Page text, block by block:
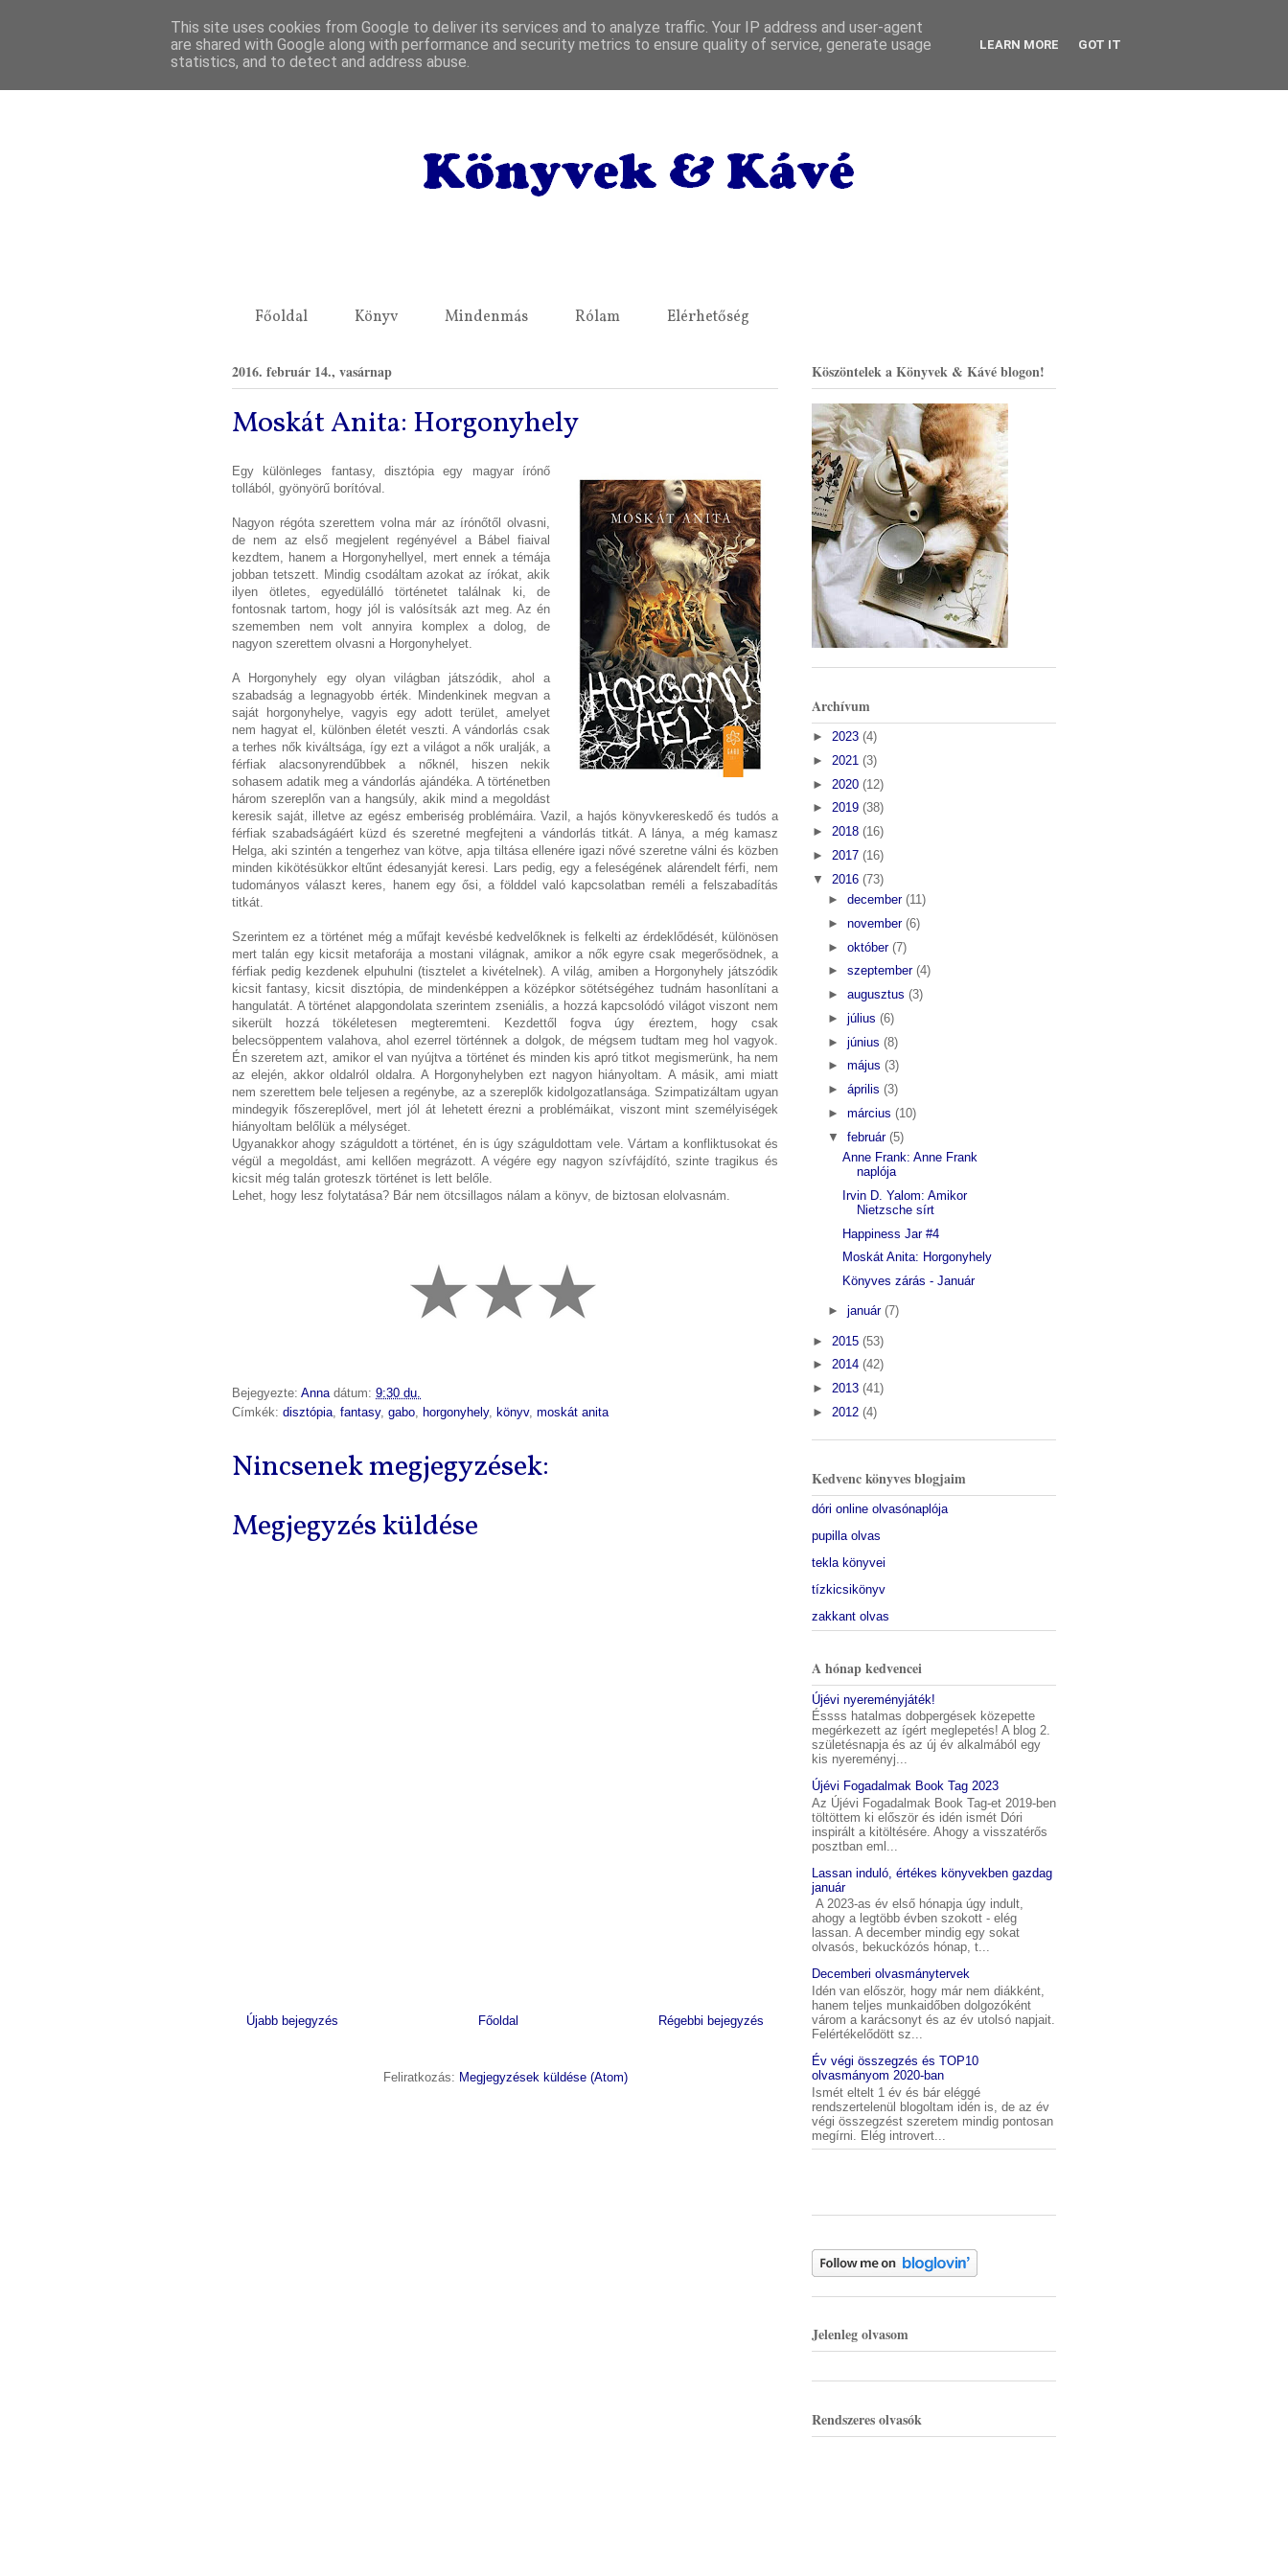
Főoldal Könyv Mindenmás Rólam Elérhetőség
2016. február 14., vasárnap
Moskát Anita: Horgonyhely
Egy különleges fantasy, disztópia egy magyar írónő
tollából, gyönyörű borítóval.
Nagyon régóta szerettem volna már az írónőtől olvasni,
de nem az első megjelent regényével a Bábel fiaival
kezdtem, hanem a Horgonyhellyel, mert ennek a témája
jobban tetszett. Mindig csodáltam azokat az írókat, akik
ilyen ötletes, egyedülálló történetet találnak ki, de
fontosnak tartom, hogy jól is valósítsák azt meg. Az én
szememben nem volt annyira komplex a dolog, de
nagyon szerettem olvasni a Horgonyhelyet.
A Horgonyhely egy olyan világban játszódik, ahol a
szabadság a legnagyobb érték. Mindenkinek megvan a
saját horgonyhelye, vagyis egy adott terület, amelyet
nem hagyat el, különben életét veszti. A vándorlás csak
a terhes nők kiváltsága, így ezt a világot a nők uralják, a
férfiak alacsonyrendűbbek a nőknél, hiszen nekik
sohasem adatik meg a vándorlás ajándéka. A történetben
három szereplőn van a hangsúly, akik mind a megoldást
keresik saját, illetve az egész emberiség problémáira. Vazil, a hajós könyvkereskedő és tudós a
férfiak szabadságáért küzd és szeretné megfejteni a vándorlás titkát. A lánya, a még kamasz
Helga, aki szintén a tengerhez van kötve, apja tiltása ellenére igazi nővé szeretne válni és közben
minden kikötésükkor eltűnt édesanyját keresi. Lars pedig, egy a feleségének alárendelt férfi, nem
tudományos választ keres, hanem egy ősi, a földdel való kapcsolatban reméli a felszabadítás
titkát.
Szerintem ez a történet még a műfajt kevésbé kedvelőknek is felkelti az érdeklődését, különösen
mert talán egy kicsit metaforája a mostani világnak, amikor a nők egyre csak megerősödnek, a
férfiak pedig kezdenek elpuhulni (tisztelet a kivételnek). A világ, amiben a Horgonyhely játszódik
kicsit fantasy, kicsit disztópia, de mindenképpen a középkor sötétségéhez tudnám hasonlítani a
hangulatát. A történet alapgondolata szerintem zseniális, a hozzá kapcsolódó világot viszont nem
sikerült hozzá tökéletesen megteremteni. Kezdettől fogva úgy éreztem, hogy csak
belecsöppentem valahova, ahol ezerrel történnek a dolgok, de mégsem tudtam meg hol vagyok.
Én szeretem azt, amikor el van nyújtva a történet és minden kis apró titkot megismerünk, ha nem
az elején, akkor oldalról oldalra. A Horgonyhelyben ezt nagyon hiányoltam. A másik, ami miatt
nem szerettem bele teljesen a regénybe, az a szereplők kidolgozatlansága. Szimpatizáltam ugyan
mindegyik főszereplővel, mert jól át lehetett érezni a problémáikat, viszont mint személyiségek
hiányoltam belőlük a mélységet.
Ugyanakkor ahogy száguldott a történet, én is úgy száguldottam vele. Vártam a konfliktusokat és
végül a megoldást, ami kellően megrázott. A végére egy nagyon szívfájdító, szinte tragikus és
kicsit még talán groteszk történet is lett belőle.
Lehet, hogy lesz folytatása? Bár nem ötcsillagos nálam a könyv, de biztosan elolvasnám.
Bejegyezte: Anna dátum: 9:30 du.
Címkék: disztópia, fantasy, gabo, horgonyhely, könyv, moskát anita
Nincsenek megjegyzések:
Megjegyzés küldése
Újabb bejegyzés Régebbi bejegyzés
Főoldal
Feliratkozás: Megjegyzések küldése (Atom)
Köszöntelek a Könyvek & Kávé blogon!
Archívum
► 2023 (4)
► 2021 (3)
► 2020 (12)
► 2019 (38)
► 2018 (16)
► 2017 (16)
▼ 2016 (73)
► december (11)
► november (6)
► október (7)
► szeptember (4)
► augusztus (3)
► július (6)
► június (8)
► május (3)
► április (3)
► március (10)
▼ február (5)
Anne Frank: Anne Frank
naplója
Irvin D. Yalom: Amikor
Nietzsche sírt
Happiness Jar #4
Moskát Anita: Horgonyhely
Könyves zárás - Január
► január (7)
► 2015 (53)
► 2014 (42)
► 2013 (41)
► 2012 (4)
Kedvenc könyves blogjaim
dóri online olvasónaplója
pupilla olvas
tekla könyvei
tízkicsikönyv
zakkant olvas
A hónap kedvencei
Újévi nyereményjáték!
Éssss hatalmas dobpergések közepette
megérkezett az ígért meglepetés! A blog 2.
születésnapja és az új év alkalmából egy
kis nyereményj...
Újévi Fogadalmak Book Tag 2023
Az Újévi Fogadalmak Book Tag-et 2019-ben
töltöttem ki először és idén ismét Dóri
inspirált a kitöltésére. Ahogy a visszatérős
posztban eml...
Lassan induló, értékes könyvekben gazdag
január
A 2023-as év első hónapja úgy indult,
ahogy a legtöbb évben szokott - elég
lassan. A december mindig egy sokat
olvasós, bekuckózós hónap, t...
Decemberi olvasmánytervek
Idén van először, hogy már nem diákként,
hanem teljes munkaidőben dolgozóként
várom a karácsonyt és az év utolsó napjait.
Felértékelődött sz...
Év végi összegzés és TOP10
olvasmányom 2020-ban
Ismét eltelt 1 év és bár eléggé
rendszertelenül blogoltam idén is, de az év
végi összegzést szeretem mindig pontosan
megírni. Elég introvert...
Jelenleg olvasom
Rendszeres olvasók
This site uses cookies from Google to deliver its services and to analyze traffic. Your IP address and user-agent
are shared with Google along with performance and security metrics to ensure quality of service, generate usage
statistics, and to detect and address abuse.
LEARN MORE GOT IT